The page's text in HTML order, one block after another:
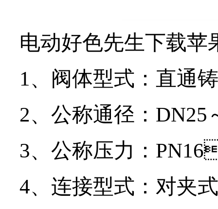
电动好色先生下载苹
1、阀体型式：直
2、公称通径：
3、公称压力：
4、连接型式：